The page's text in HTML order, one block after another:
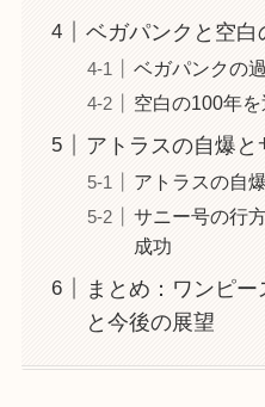
ベガパンクと空白
ベガパンクの
空白の100年
アトラスの自爆と
アトラスの自
サニー号の行
成功
まとめ：ワンピ
と今後の展望